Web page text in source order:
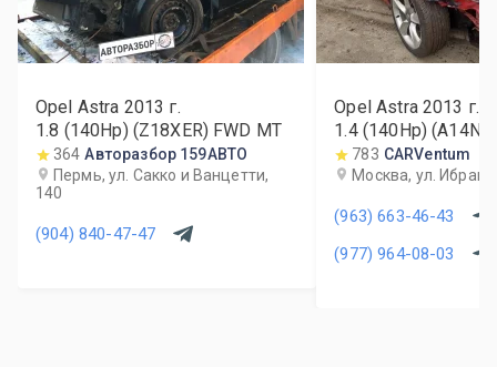
Opel Astra 2013 г.
1.8 (140Hp) (Z18XER) FWD MT
364 Авторазбор 159АВТО
Пермь, ул. Сакко и Ванцетти,
140
(904) 840-47-47
Opel Astra 2013 г.
1.4 (140Hp)
783 CARVentum
Москва, ул.
(963) 663-46-43
(977) 964-08-03